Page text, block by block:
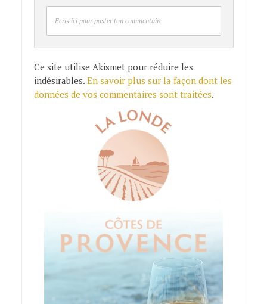
Ecris ici pour poster ton commentaire
Ce site utilise Akismet pour réduire les
indésirables. En savoir plus sur la façon dont les
données de vos commentaires sont traitées.